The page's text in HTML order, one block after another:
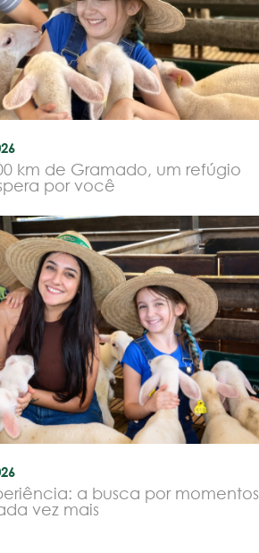
km de Gramado, um refúgio
por você
a busca por momentos
vez mais